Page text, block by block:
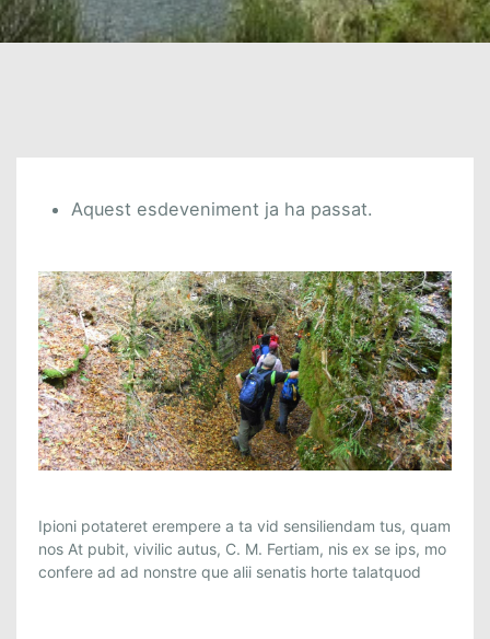
Aquest esdeveniment ja ha passat.
Ipioni potateret erempere a ta vid sensiliendam tus, quam
nos At pubit, vivilic autus, C. M. Fertiam, nis ex se ips, mo
confere ad ad nonstre que alii senatis horte talatquod